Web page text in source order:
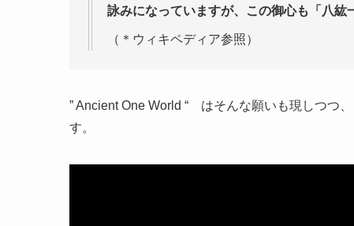
詠みになっていますが、この御心も「八紘
（＊ウィキペディア参照）
” Ancient One World “ はそんな願いも現しつつ
す。